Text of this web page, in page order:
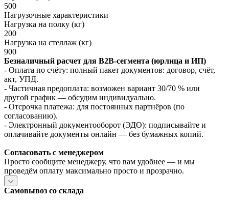
500
Нагрузочные характеристики
Нагрузка на полку (кг)
200
Нагрузка на стеллаж (кг)
900
Безналичный расчет для B2B‑сегмента (юрлица и ИП)
- Оплата по счёту: полный пакет документов: договор, счёт,
акт, УПД.
- Частичная предоплата: возможен вариант 30/70 % или
другой график — обсудим индивидуально.
- Отсрочка платежа: для постоянных партнёров (по
согласованию).
- Электронный документооборот (ЭДО): подписывайте и
оплачивайте документы онлайн — без бумажных копий.
Согласовать с менеджером
Просто сообщите менеджеру, что вам удобнее — и мы
проведём оплату максимально просто и прозрачно.
Самовывоз со склада